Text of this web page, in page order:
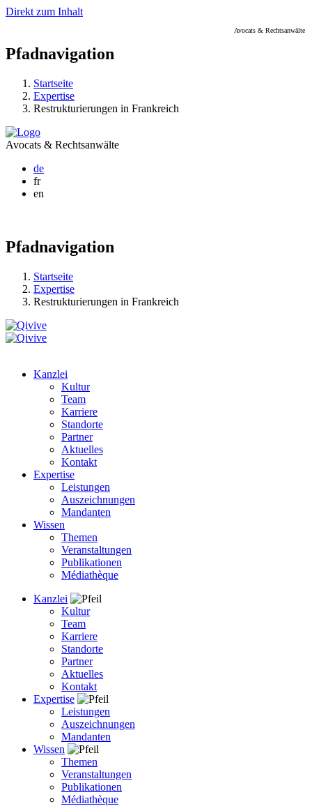
Direkt zum Inhalt
Avocats & Rechtsanwälte
Pfadnavigation
Startseite
Expertise
Restrukturierungen in Frankreich
Avocats & Rechtsanwälte
de
fr
en
Pfadnavigation
Startseite
Expertise
Restrukturierungen in Frankreich
Kanzlei
Kultur
Team
Karriere
Standorte
Partner
Aktuelles
Kontakt
Expertise
Leistungen
Auszeichnungen
Mandanten
Wissen
Themen
Veranstaltungen
Publikationen
Médiathèque
Kanzlei
Kultur
Team
Karriere
Standorte
Partner
Aktuelles
Kontakt
Expertise
Leistungen
Auszeichnungen
Mandanten
Wissen
Themen
Veranstaltungen
Publikationen
Médiathèque